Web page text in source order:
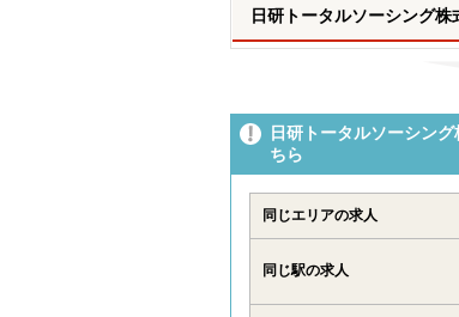
日研トータルソーシング
日研トータルソーシン
ちら
同じエリアの求人
同じ駅の求人